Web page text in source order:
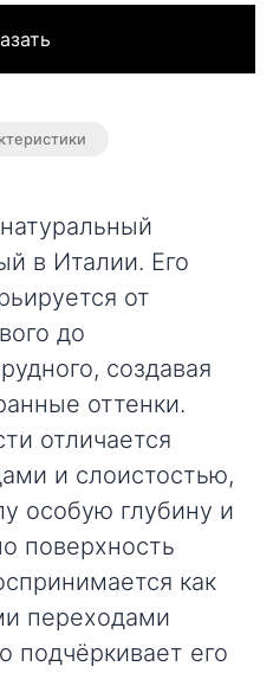
в Италии. Его
от
до
создавая
оттенки.
отличается
и слоистостью,
особую глубину и
поверхность
как
переходами
подчёркивает его